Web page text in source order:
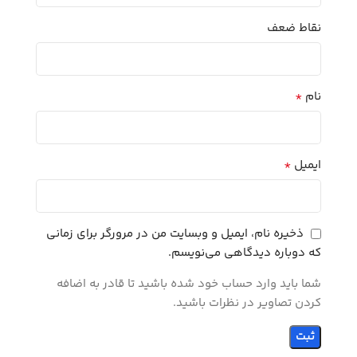
نقاط ضعف
نام *
ایمیل *
ذخیره نام، ایمیل و وبسایت من در مرورگر برای زمانی
که دوباره دیدگاهی می‌نویسم.
شما باید وارد حساب خود شده باشید تا قادر به اضافه
کردن تصاویر در نظرات باشید.